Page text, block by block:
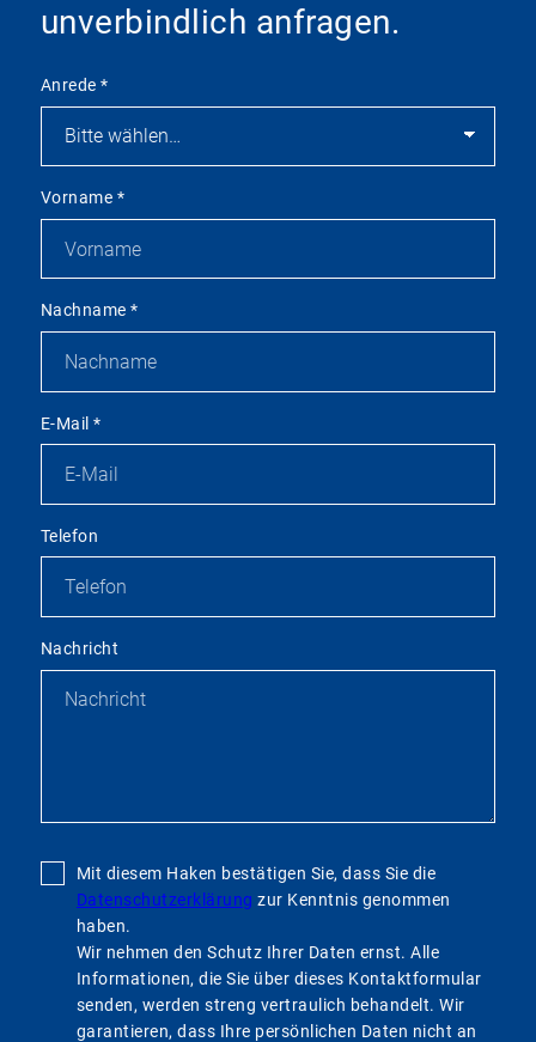
unverbindlich anfragen.
Anrede*
Vorname *
Nachname*
E-Mail*
Telefon
Nachricht
Mit diesem Haken bestätigen Sie, dass Sie die
Datenschutzerklärung zur Kenntnis genommen
haben.
Wir nehmen den Schutz Ihrer Daten ernst. Alle
Informationen, die Sie über dieses Kontaktformular
senden, werden streng vertraulich behandelt. Wir
garantieren, dass Ihre persönlichen Daten nicht an